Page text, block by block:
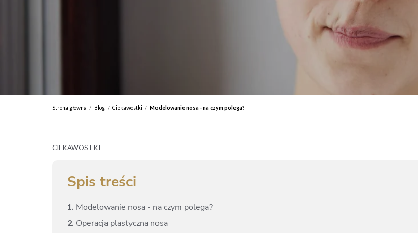
JAK DZIAŁA DEPILATOR IPL I CZY WARTO GO STOSOWAĆ
Który laser do depilacji (profesjonalny) jest najskuteczniejszy?
Laser aleksandrytowy czy diodowy? Porównanie
Strona główna / Blog / Ciekawostki / Modelowanie nosa - na czym polega?
CIEKAWOSTKI
Spis treści
1. Modelowanie nosa - na czym polega?
2. Operacja plastyczna nosa